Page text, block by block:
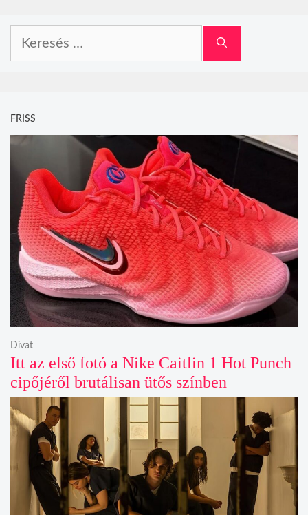
FRISS
Itt az első fotó a Nike Caitlin 1 Hot Punch
cipőjéről brutálisan ütős színben
Divat